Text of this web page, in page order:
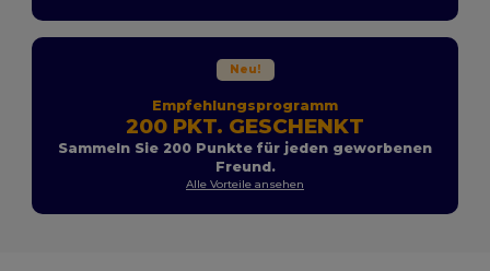
Neu!
Empfehlungsprogramm
200 PKT. GESCHENKT
Sammeln Sie 200 Punkte für jeden geworbenen
Freund.
Alle Vorteile ansehen